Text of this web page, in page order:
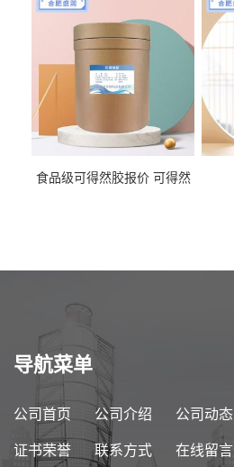
食品级可得然胶报价 可得然
导航菜单
公司首页 公司介绍 公司动态
证书荣誉 联系方式 在线留言